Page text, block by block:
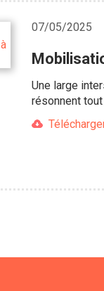
07/05/2025
Une large
résonnent